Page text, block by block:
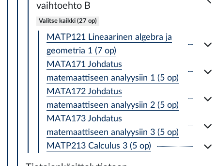
vaihtoehto B
Valitse kaikki (27 op)
MATP121 Lineaarinen algebra ja
geometria 1 (7 op)
MATA171 Johdatus
matemaattiseen analyysiin 1 (5 op)
MATA172 Johdatus
matemaattiseen analyysiin 2 (5 op)
MATA173 Johdatus
matemaattiseen analyysiin 3 (5 op)
MATP213 Calculus 3 (5 op)